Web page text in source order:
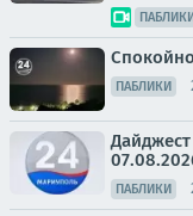
ПАБЛИКИ
ПАБЛИКИ